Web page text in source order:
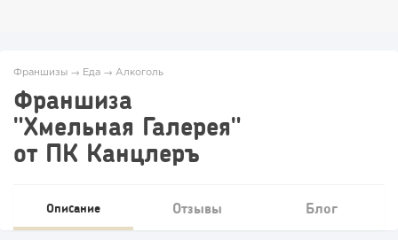
Франшизы → Еда → Алкоголь
Франшиза
"Хмельная Галерея"
от ПК Канцлеръ
Описание Отзывы Блог